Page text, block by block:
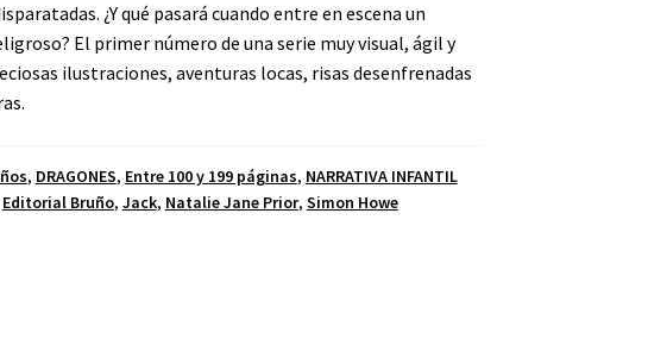
¿Y qué pasará cuando entre en escena un
El primer número de una serie muy visual, ágil y
ilustraciones, aventuras locas, risas desenfrenadas
, DRAGONES, Entre 100 y 199 páginas, NARRATIVA INFANTIL
Editorial Bruño, Jack, Natalie Jane Prior, Simon Howe